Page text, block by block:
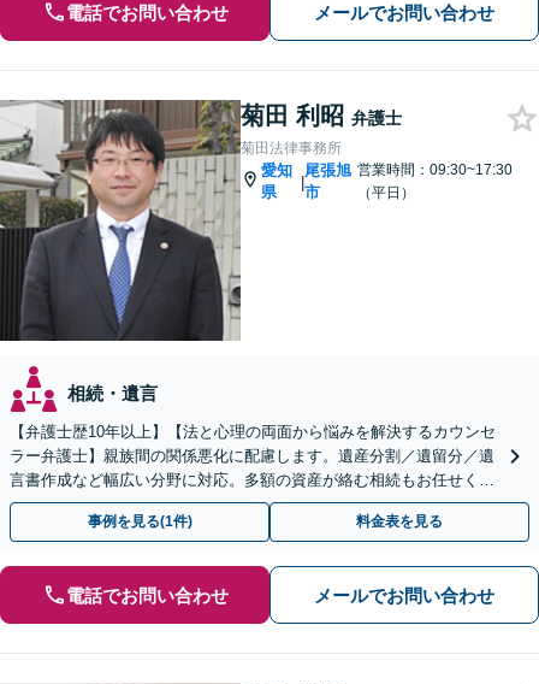
電話でお問い合わせ メールでお問い合わせ
菊田 利昭 弁護士
菊田法律事務所
愛知
県
|
尾張旭
市
営業時間：09:30~17:30
（平日）
相続・遺言
【弁護士歴10年以上】【法と心理の両面から悩みを解決するカウンセ
ラー弁護士】親族間の関係悪化に配慮します。遺産分割／遺留分／遺
言書作成など幅広い分野に対応。多額の資産が絡む相続もお任せくだ
さい。【夜間・休日の相談可能】【駐車場完備】
事例を見る(1件) 料金表を見る
電話でお問い合わせ メールでお問い合わせ